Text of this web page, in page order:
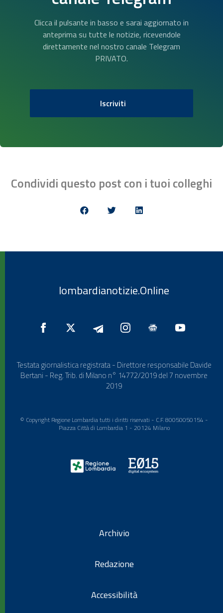
Clicca il pulsante in basso e sarai aggiornato in
anteprima su tutte le notizie, ricevendole
direttamente nel nostro canale Telegram
PRIVATO.
Iscriviti
Condividi questo post con i tuoi colleghi
lombardianotizie.Online
Testata giornalistica registrata - Direttore responsabile Davide
Bertani - Reg. Trib. di Milano n° 14772/2019 del 7 novembre
2019
© Copyright Regione Lombardia tutti i diritti riservati - C.F. 80050050154 -
Piazza Città di Lombardia 1 - 20124 Milano
Archivio
Redazione
Accessibilità